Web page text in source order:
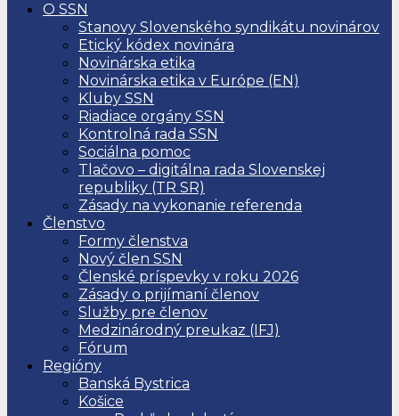
O SSN
Stanovy Slovenského syndikátu novinárov
Etický kódex novinára
Novinárska etika
Novinárska etika v Európe (EN)
Kluby SSN
Riadiace orgány SSN
Kontrolná rada SSN
Sociálna pomoc
Tlačovo – digitálna rada Slovenskej
republiky (TR SR)
Zásady na vykonanie referenda
Členstvo
Formy členstva
Nový člen SSN
Členské príspevky v roku 2026
Zásady o prijímaní členov
Služby pre členov
Medzinárodný preukaz (IFJ)
Fórum
Regióny
Banská Bystrica
Košice